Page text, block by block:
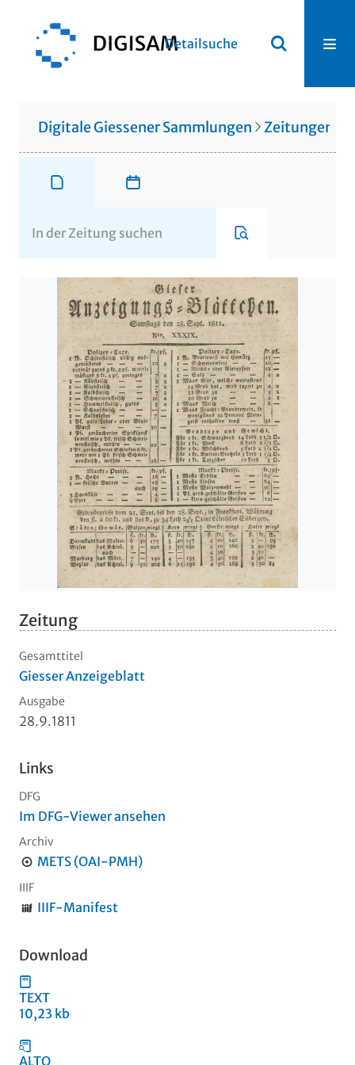
Detailsuche
Digitale Giessener Sammlungen Zeitungen
Zeitung
Gesamttitel
Giesser Anzeigeblatt
Ausgabe
28.9.1811
Links
DFG
Im DFG-Viewer ansehen
Archiv
METS (OAI-PMH)
IIIF
IIIF-Manifest
Download
TEXT
10,23 kb
ALTO